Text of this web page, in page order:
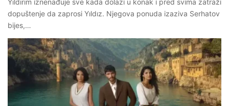
Yıldırım iznenađuje sve kada dolazi u konak i pred svima zatraži
dopuštenje da zaprosi Yıldız. Njegova ponuda izaziva Serhatov
bijes,…